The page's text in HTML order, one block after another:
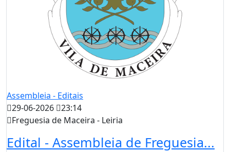
Assembleia - Editais
29-06-2026
23:14
Freguesia de Maceira - Leiria
Edital - Assembleia de Freguesia...